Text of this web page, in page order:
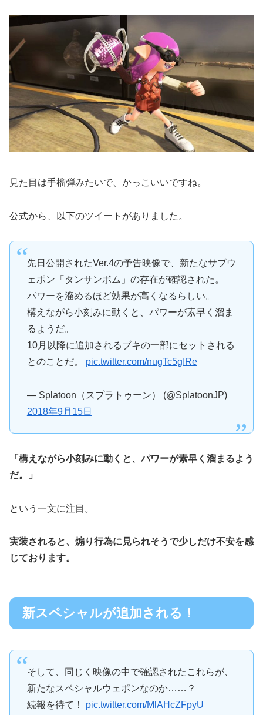
見た目は手榴弾みたいで、かっこいいですね。
公式から、以下のツイートがありました。
先日公開されたVer.4の予告映像で、新たなサブウ
ェポン「タンサンボム」の存在が確認された。
パワーを溜めるほど効果が高くなるらしい。
構えながら小刻みに動くと、パワーが素早く溜ま
るようだ。
10月以降に追加されるブキの一部にセットされる
とのことだ。 pic.twitter.com/nugTc5gIRe
— Splatoon（スプラトゥーン） (@SplatoonJP)
2018年9月15日
「構えながら小刻みに動くと、パワーが素早く溜まるよう
だ。」
という一文に注目。
実装されると、煽り行為に見られそうで少しだけ不安を感
じております。
新スペシャルが追加される！
そして、同じく映像の中で確認されたこれらが、
新たなスペシャルウェポンなのか……？
続報を待て！ pic.twitter.com/MlAHcZFpyU